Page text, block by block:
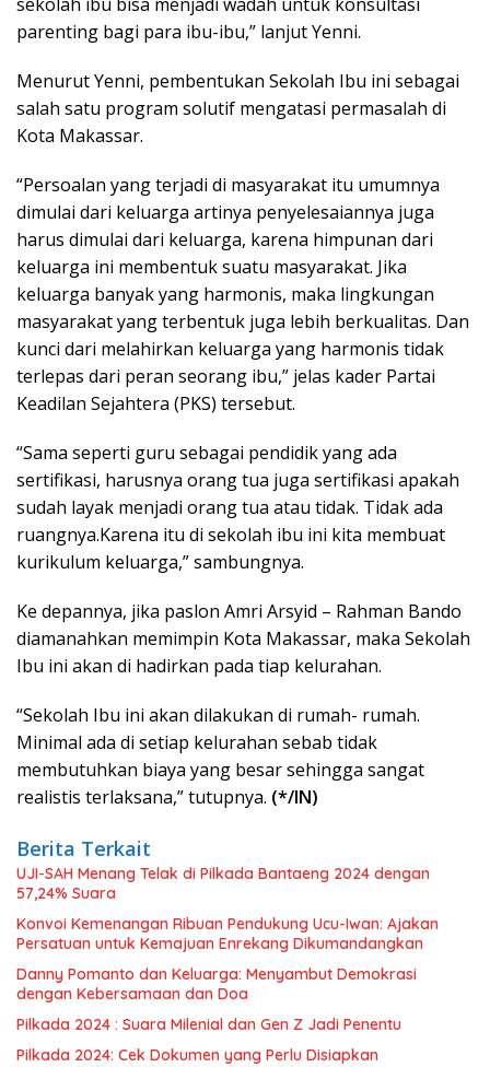
parenting bagi para ibu-ibu,” lanjut Yenni.
Menurut Yenni, pembentukan Sekolah Ibu ini sebagai
salah satu program solutif mengatasi permasalah di
Kota Makassar.
“Persoalan yang terjadi di masyarakat itu umumnya
dimulai dari keluarga artinya penyelesaiannya juga
harus dimulai dari keluarga, karena himpunan dari
keluarga ini membentuk suatu masyarakat. Jika
keluarga banyak yang harmonis, maka lingkungan
masyarakat yang terbentuk juga lebih berkualitas. Dan
kunci dari melahirkan keluarga yang harmonis tidak
terlepas dari peran seorang ibu,” jelas kader Partai
Keadilan Sejahtera (PKS) tersebut.
“Sama seperti guru sebagai pendidik yang ada
sertifikasi, harusnya orang tua juga sertifikasi apakah
sudah layak menjadi orang tua atau tidak. Tidak ada
ruangnya.Karena itu di sekolah ibu ini kita membuat
kurikulum keluarga,” sambungnya.
Ke depannya, jika paslon Amri Arsyid – Rahman Bando
diamanahkan memimpin Kota Makassar, maka Sekolah
Ibu ini akan di hadirkan pada tiap kelurahan.
“Sekolah Ibu ini akan dilakukan di rumah- rumah.
Minimal ada di setiap kelurahan sebab tidak
membutuhkan biaya yang besar sehingga sangat
realistis terlaksana,” tutupnya. (*/IN)
Berita Terkait
UJI-SAH Menang Telak di Pilkada Bantaeng 2024 dengan
57,24% Suara
Konvoi Kemenangan Ribuan Pendukung Ucu-Iwan: Ajakan
Persatuan untuk Kemajuan Enrekang Dikumandangkan
Danny Pomanto dan Keluarga: Menyambut Demokrasi
dengan Kebersamaan dan Doa
Pilkada 2024 : Suara Milenial dan Gen Z Jadi Penentu
Pilkada 2024: Cek Dokumen yang Perlu Disiapkan